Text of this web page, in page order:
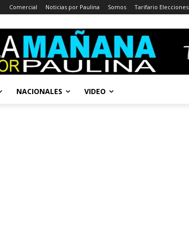
Comercial Noticias por Paulina Somos Tarifario Elecciones
NACIONALES VIDEO